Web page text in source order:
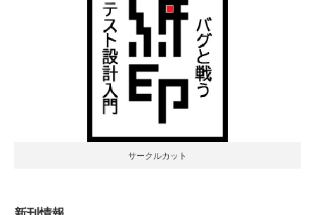
サークルカット